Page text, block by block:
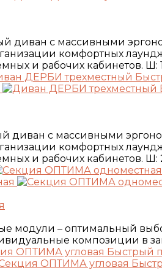
диван c массивными
комфортных
и рабочих кабинетов. Ш:
диван c массивными
комфортных
и рабочих кабинетов. Ш:
модули – оптимальный
композиции в
Быстрый